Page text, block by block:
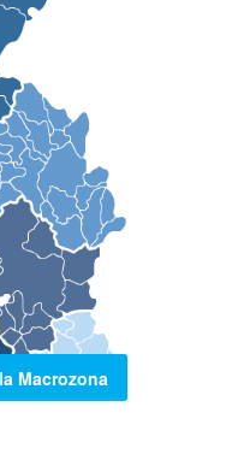
Macrozona